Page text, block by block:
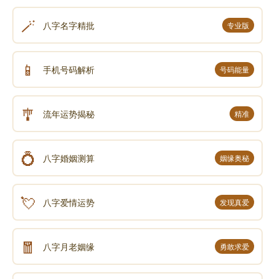
🪄 八字名字精批 专业版
📱 手机号码解析 号码能量
🎐 流年运势揭秘 精准
💍 八字婚姻测算 姻缘奥秘
💘 八字爱情运势 发现真爱
🧧 八字月老姻缘 勇敢求爱